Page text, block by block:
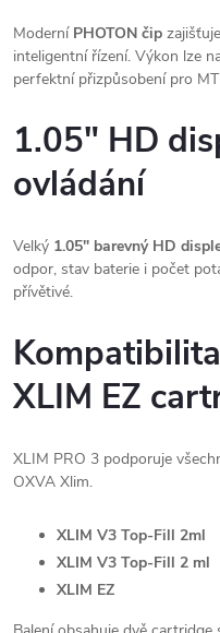
Moderní PHOTON čip
inteligentní řízení. Výkon lze
perfektní přizpůsobení pro
1.05" HD
ovládání
Velký 1.05" barevný HD
odpor, stav baterie i počet
přívětivé.
XLIM EZ
XLIM PRO 3 podporuje
OXVA Xlim.
XLIM V3 Top-Fill 2ml
XLIM V3 Top-Fill 2 ml
XLIM EZ